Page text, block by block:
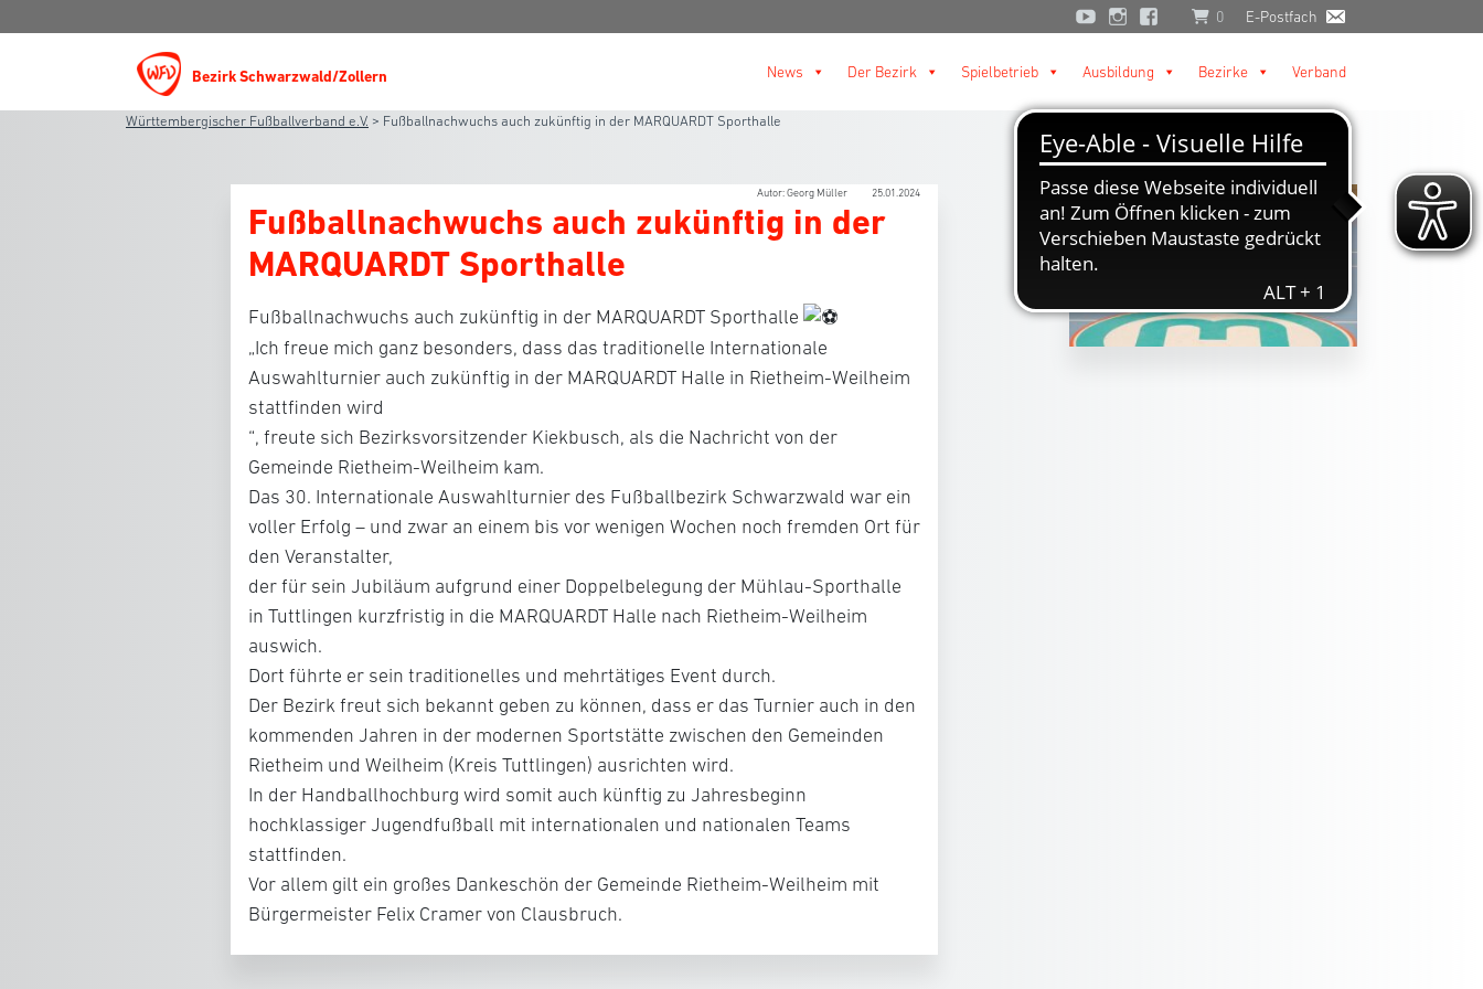
0 E-Postfach
Bezirk Schwarzwald/Zollern News Der Bezirk Spielbetrieb Ausbildung Bezirke Verband
Württembergischer Fußballverband e.V. > Fußballnachwuchs auch zukünftig in der MARQUARDT Sporthalle
Autor: Georg Müller 25.01.2024
Fußballnachwuchs auch zukünftig in der
MARQUARDT Sporthalle
Fußballnachwuchs auch zukünftig in der MARQUARDT Sporthalle
„Ich freue mich ganz besonders, dass das traditionelle Internationale
Auswahlturnier auch zukünftig in der MARQUARDT Halle in Rietheim-Weilheim
stattfinden wird
“, freute sich Bezirksvorsitzender Kiekbusch, als die Nachricht von der
Gemeinde Rietheim-Weilheim kam.
Das 30. Internationale Auswahlturnier des Fußballbezirk Schwarzwald war ein
voller Erfolg – und zwar an einem bis vor wenigen Wochen noch fremden Ort für
den Veranstalter,
der für sein Jubiläum aufgrund einer Doppelbelegung der Mühlau-Sporthalle
in Tuttlingen kurzfristig in die MARQUARDT Halle nach Rietheim-Weilheim
auswich.
Dort führte er sein traditionelles und mehrtätiges Event durch.
Der Bezirk freut sich bekannt geben zu können, dass er das Turnier auch in den
kommenden Jahren in der modernen Sportstätte zwischen den Gemeinden
Rietheim und Weilheim (Kreis Tuttlingen) ausrichten wird.
In der Handballhochburg wird somit auch künftig zu Jahresbeginn
hochklassiger Jugendfußball mit internationalen und nationalen Teams
stattfinden.
Vor allem gilt ein großes Dankeschön der Gemeinde Rietheim-Weilheim mit
Bürgermeister Felix Cramer von Clausbruch.